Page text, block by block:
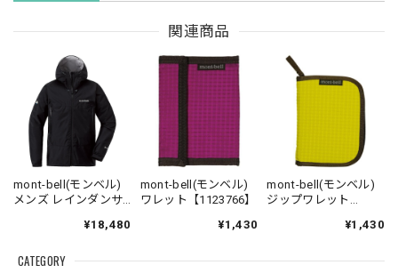
CATEGORY
関連商品
mont-bell(モンベル)
メンズ レインダンサ
【1128618】【GORE-
¥18,480
mont-bell(モンベル)
ワレット【1123766】
¥1,430
mont-bell(モンベル)
ジップワレット
¥1,430